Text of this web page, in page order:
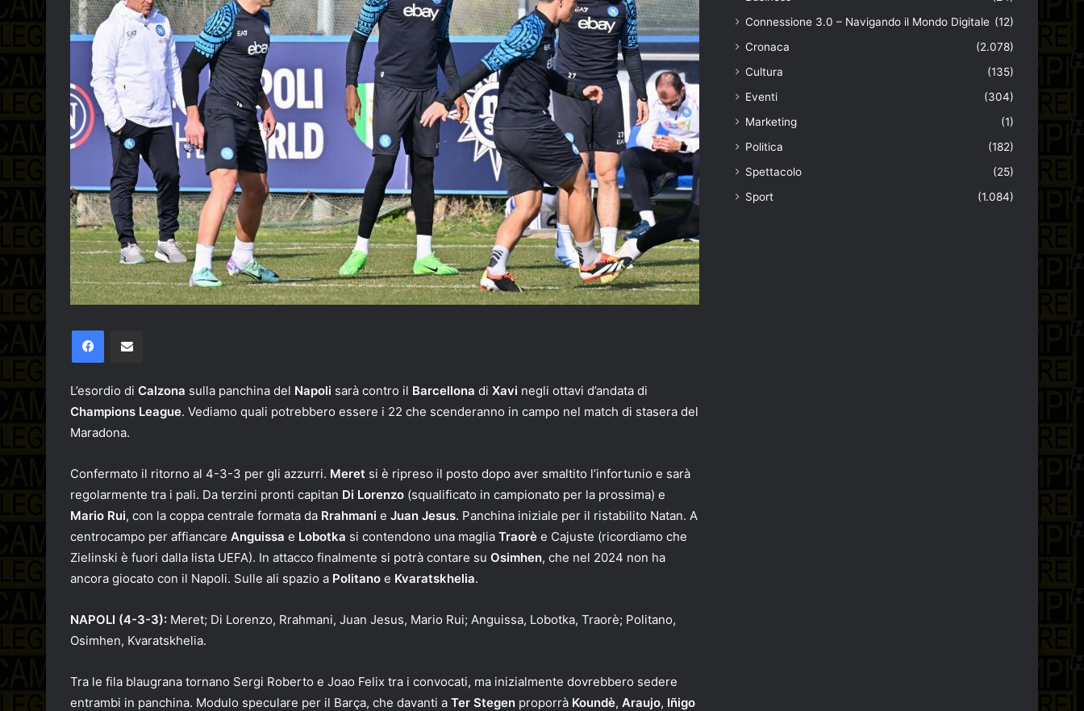
Facebook
L’esordio di Calzona sulla panchina del Napoli sarà contro il Barcellona di Xavi negli ottavi d’andata di
Champions League. Vediamo quali potrebbero essere i 22 che scenderanno in campo nel match di stasera del
Maradona.
Confermato il ritorno al 4-3-3 per gli azzurri. Meret si è ripreso il posto dopo aver smaltito l’infortunio e sarà
regolarmente tra i pali. Da terzini pronti capitan Di Lorenzo (squalificato in campionato per la prossima) e
Mario Rui, con la coppa centrale formata da Rrahmani e Juan Jesus. Panchina iniziale per il ristabilito Natan. A
centrocampo per affiancare Anguissa e Lobotka si contendono una maglia Traorè e Cajuste (ricordiamo che
Zielinski è fuori dalla lista UEFA). In attacco finalmente si potrà contare su Osimhen, che nel 2024 non ha
ancora giocato con il Napoli. Sulle ali spazio a Politano e Kvaratskhelia.
NAPOLI (4-3-3): Meret; Di Lorenzo, Rrahmani, Juan Jesus, Mario Rui; Anguissa, Lobotka, Traorè; Politano,
Osimhen, Kvaratskhelia.
Tra le fila blaugrana tornano Sergi Roberto e Joao Felix tra i convocati, ma inizialmente dovrebbero sedere
entrambi in panchina. Modulo speculare per il Barça, che davanti a Ter Stegen proporrà Koundè, Araujo, Iñigo
Connessione 3.0 – Navigando il Mondo Digitale (12)
Cronaca
(2.078)
Cultura
(135)
Eventi
(304)
Marketing
(1)
Politica
(182)
Spettacolo
(25)
Sport
(1.084)